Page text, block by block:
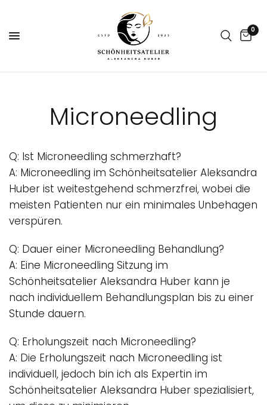
0
Microneedling
Q: Ist Microneedling schmerzhaft?
A: Microneedling im Schönheitsatelier Aleksandra
Huber ist weitestgehend schmerzfrei, wobei die
meisten Patienten nur ein minimales Unbehagen
verspüren.
Q: Dauer einer Microneedling Behandlung?
A: Eine Microneedling Sitzung im
Schönheitsatelier Aleksandra Huber kann je
nach individuellem Behandlungsplan bis zu einer
Stunde dauern.
Q: Erholungszeit nach Microneedling?
A: Die Erholungszeit nach Microneedling ist
individuell, jedoch bin ich als Expertin im
Schönheitsatelier Aleksandra Huber spezialisiert,